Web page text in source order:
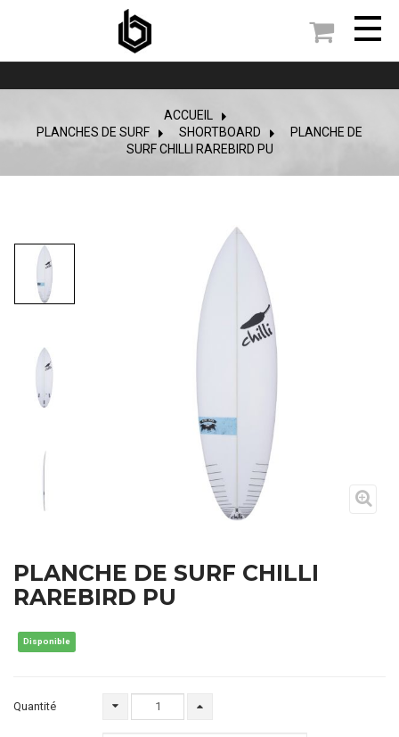
ACCUEIL
PLANCHES DE SURF
> SHORTBOARD >
PLANCHE DE
SURF CHILLI RAREBIRD PU
PLANCHE DE SURF CHILLI
RAREBIRD PU
Disponible
Quantité
